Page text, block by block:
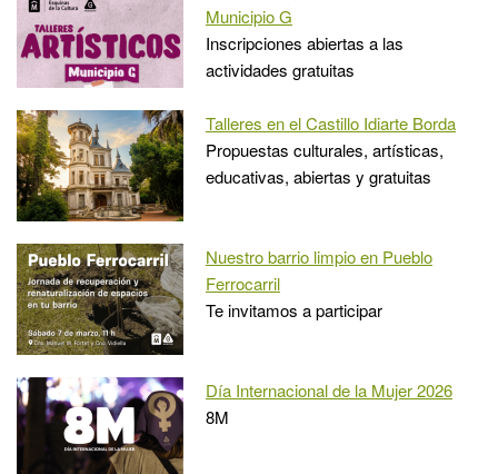
Municipio G
Inscripciones abiertas a las
actividades gratuitas
Talleres en el Castillo Idiarte Borda
Propuestas culturales, artísticas,
educativas, abiertas y gratuitas
Nuestro barrio limpio en Pueblo
Ferrocarril
Te invitamos a participar
Día Internacional de la Mujer 2026
8M